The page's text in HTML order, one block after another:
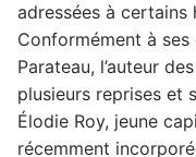
adressées à certains
Conformément à
Parateau, l’auteur
plusieurs reprises et
Élodie Roy, jeune
récemment